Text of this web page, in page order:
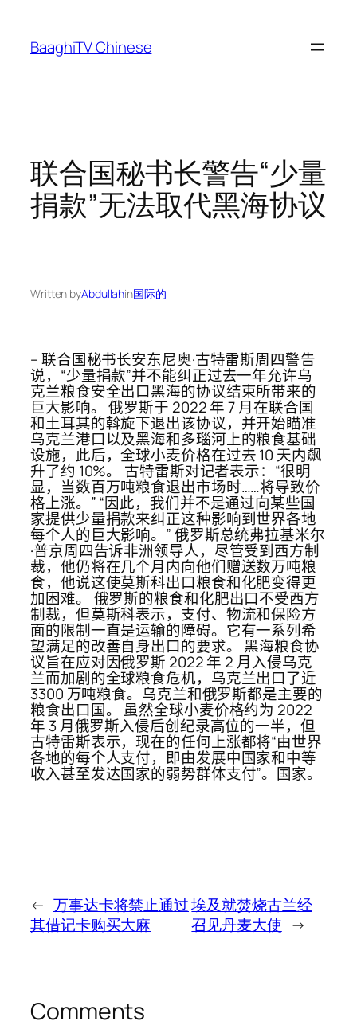
content
BaaghiTV Chinese
联合国秘书长警告“少量
捐款”无法取代黑海协议
Written byAbdullahin国际的
– 联合国秘书长安东尼奥·古特雷斯周四警告
说，“少量捐款”并不能纠正过去一年允许乌
克兰粮食安全出口黑海的协议结束所带来的
巨大影响。 俄罗斯于 2022 年 7 月在联合国
和土耳其的斡旋下退出该协议，并开始瞄准
乌克兰港口以及黑海和多瑙河上的粮食基础
设施，此后，全球小麦价格在过去 10 天内飙
升了约 10%。 古特雷斯对记者表示：“很明
显，当数百万吨粮食退出市场时……将导致价
格上涨。” “因此，我们并不是通过向某些国
家提供少量捐款来纠正这种影响到世界各地
每个人的巨大影响。” 俄罗斯总统弗拉基米尔
·普京周四告诉非洲领导人，尽管受到西方制
裁，他仍将在几个月内向他们赠送数万吨粮
食，他说这使莫斯科出口粮食和化肥变得更
加困难。 俄罗斯的粮食和化肥出口不受西方
制裁，但莫斯科表示，支付、物流和保险方
面的限制一直是运输的障碍。它有一系列希
望满足的改善自身出口的要求。 黑海粮食协
议旨在应对因俄罗斯 2022 年 2 月入侵乌克
兰而加剧的全球粮食危机，乌克兰出口了近
3300 万吨粮食。乌克兰和俄罗斯都是主要的
粮食出口国。 虽然全球小麦价格约为 2022
年 3 月俄罗斯入侵后创纪录高位的一半，但
古特雷斯表示，现在的任何上涨都将“由世界
各地的每个人支付，即由发展中国家和中等
收入甚至发达国家的弱势群体支付”。国家。
← 万事达卡将禁止通过
其借记卡购买大麻
埃及就焚烧古兰经
召见丹麦大使 →
Comments